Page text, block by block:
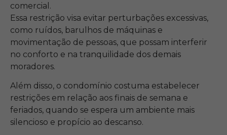
comercial.
Essa restrição visa evitar perturbações excessivas,
como ruídos, barulhos de máquinas e
movimentação de pessoas, que possam interferir
no conforto e na tranquilidade dos demais
moradores.
Além disso, o condomínio costuma estabelecer
restrições em relação aos finais de semana e
feriados, quando se espera um ambiente mais
silencioso e propício ao descanso.